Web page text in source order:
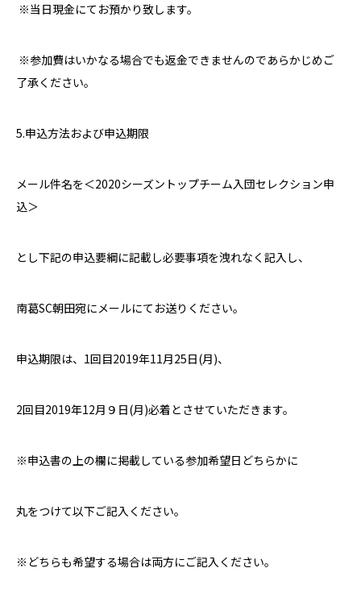
※当日現金にてお預かり致します。
※参加費はいかなる場合でも返金できませんのであらかじめご
了承ください。
5.申込方法および申込期限
メール件名を＜2020シーズントップチーム入団セレクション申
込＞
とし下記の申込要綱に記載し必要事項を洩れなく記入し、
南葛SC朝田宛にメールにてお送りください。
申込期限は、 1回目2019年11月25日(月)、
2回目2019年12月９日(月)必着とさせていただきます。
※申込書の上の欄に掲載している参加希望日どちらかに
丸をつけて以下ご記入ください。
※どちらも希望する場合は両方にご記入ください。